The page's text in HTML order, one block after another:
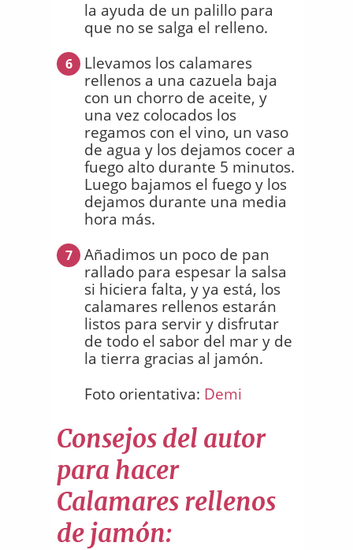
la ayuda de un palillo para
que no se salga el relleno.
6
Llevamos los calamares
rellenos a una cazuela baja
con un chorro de aceite, y
una vez colocados los
regamos con el vino, un vaso
de agua y los dejamos cocer a
fuego alto durante 5 minutos.
Luego bajamos el fuego y los
dejamos durante una media
hora más.
7
Añadimos un poco de pan
rallado para espesar la salsa
si hiciera falta, y ya está, los
calamares rellenos estarán
listos para servir y disfrutar
de todo el sabor del mar y de
la tierra gracias al jamón.
Foto orientativa: Demi
Consejos del autor
para hacer
Calamares rellenos
de jamón: